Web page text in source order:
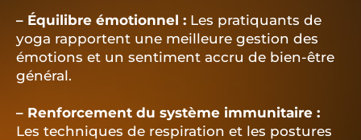
– Équilibre émotionnel : Les pratiquants de
yoga rapportent une meilleure gestion des
émotions et un sentiment accru de bien-être
général.
– Renforcement du système immunitaire :
Les techniques de respiration et les postures